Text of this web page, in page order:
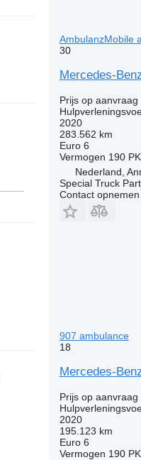
AmbulanzMobile
30
Mercedes-
Prijs op aanvraag
2020
283.562 km
Euro 6
Vermogen 190
Nederland,
Special Truck
Contact
907 ambulance
18
Mercedes-
Prijs op aanvraag
2020
195.123 km
Euro 6
Vermogen 190